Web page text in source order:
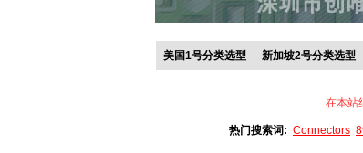
美国1号分类选型 新加坡2号分类选型
在本站
热门搜索词: Connectors